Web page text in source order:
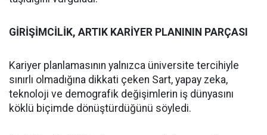
GİRİŞİMCİLİK, ARTIK KARİYER PLANININ PARÇASI
Kariyer planlamasının yalnızca üniversite tercihiyle
sınırlı olmadığına dikkati çeken Sart, yapay zeka,
teknoloji ve demografik değişimlerin iş dünyasını
köklü biçimde dönüştürdüğünü söyledi.